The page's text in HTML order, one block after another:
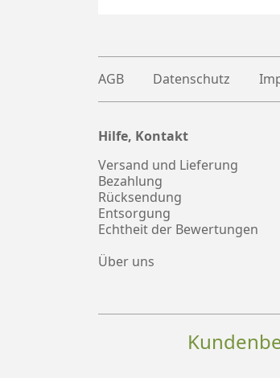
AGB Datenschutz
Hilfe, Kontakt
Versand und Lieferung
Bezahlung
Rücksendung
Entsorgung
Echtheit der Bewertungen
Über uns